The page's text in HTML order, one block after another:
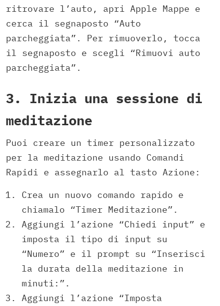
ritrovare l’auto, apri Apple Mappe e
cerca il segnaposto “Auto
parcheggiata”. Per rimuoverlo, tocca
il segnaposto e scegli “Rimuovi auto
parcheggiata”.
3. Inizia una sessione di
meditazione
Puoi creare un timer personalizzato
per la meditazione usando Comandi
Rapidi e assegnarlo al tasto Azione:
Crea un nuovo comando rapido e
chiamalo “Timer Meditazione”.
Aggiungi l’azione “Chiedi input” e
imposta il tipo di input su
“Numero” e il prompt su “Inserisci
la durata della meditazione in
minuti:”.
Aggiungi l’azione “Imposta